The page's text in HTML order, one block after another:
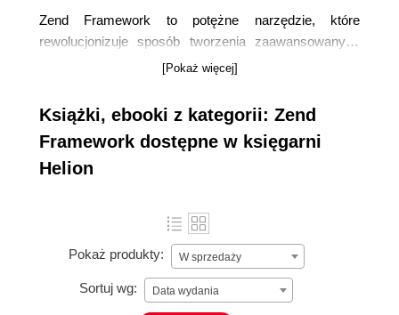
Zend Framework to potężne narzędzie, które
rewolucjonizuje sposób tworzenia zaawansowanych
aplikacji internetowych w PHP. Pozwala programistom
znacznie przyspieszając proces deweloperski i
podnosząc jakość tworzonego kodu. Jeśli pragniesz
budować skalowalne, bezpieczne i wydajne systemy,
poznanie
[Pokaż więcej]
Książki, ebooki z kategorii: Zend
Framework dostępne w księgarni
Helion
Pokaż produkty: W sprzedaży
Sortuj wg: Data wydania